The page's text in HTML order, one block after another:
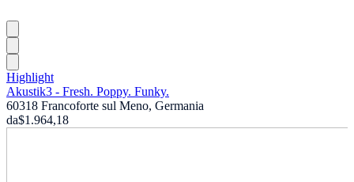
Highlight
Akustik3 - Fresh. Poppy. Funky.
60318 Francoforte sul Meno, Germania
da$1.964,18